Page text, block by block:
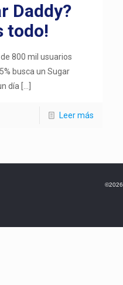
Daddy?
todo!
800 mil usuarios
busca un Sugar
día
Leer más
©2026